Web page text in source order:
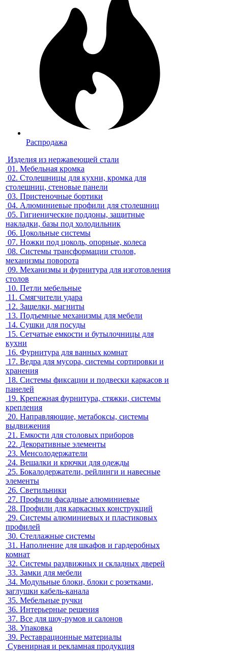
Распродажа
Изделия из нержавеющей стали
01. Мебельная кромка
02. Столешницы для кухни, кромка для
столешниц, стеновые панели
03. Пристеночные бортики
04. Алюминиевые профили для столешниц
05. Гигиенические поддоны, защитные
накладки, базы под холодильник
06. Цокольные системы
07. Ножки под цоколь, опорные, колеса
08. Системы трансформации столов,
механизмы поворота
09. Механизмы и фурнитура для изготовления
столов
10. Петли мебельные
11. Смягчители удара
12. Защелки, магниты
13. Подъемные механизмы для мебели
14. Сушки для посуды
15. Сетчатые емкости и бутылочницы для
кухни
16. Фурнитура для ванных комнат
17. Ведра для мусора, системы сортировки и
хранения
18. Системы фиксации и подвески каркасов и
панелей
19. Крепежная фурнитура, стяжки, системы
крепления
20. Направляющие, метабоксы, системы
выдвижения
21. Емкости для столовых приборов
22. Декоративные элементы
23. Менсолодержатели
24. Вешалки и крючки для одежды
25. Бокалодержатели, рейлинги и навесные
элементы
26. Светильники
27. Профили фасадные алюминиевые
28. Профили для каркасных конструкций
29. Системы алюминиевых и пластиковых
профилей
30. Стеллажные системы
31. Наполнение для шкафов и гардеробных
комнат
32. Системы раздвижных и складных дверей
33. Замки для мебели
34. Модульные блоки, блоки с розетками,
заглушки кабель-канала
35. Мебельные ручки
36. Интерьерные решения
37. Все для шоу-румов и салонов
38. Упаковка
39. Реставрационные материалы
Сувенирная и рекламная продукция